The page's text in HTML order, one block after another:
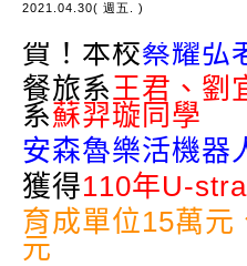
2021.04.30( 週五. )
賀！本校蔡耀弘
餐旅系王君、劉
系蘇羿璇同學
安森魯樂活機器
獲得110年U-
育成單位15萬元
元